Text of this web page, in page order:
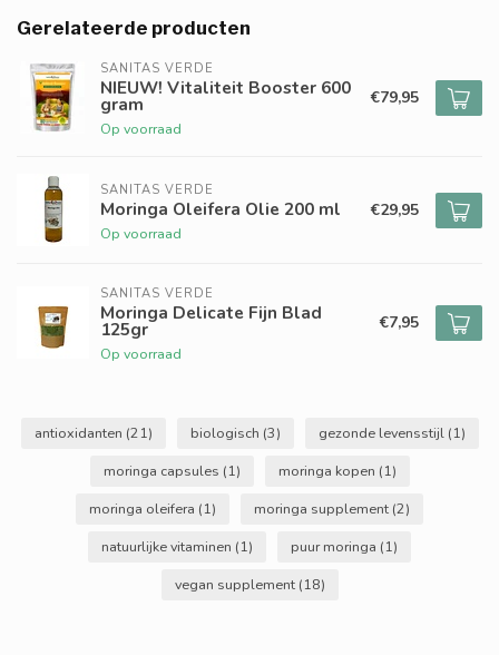
Gerelateerde producten
SANITAS VERDE
NIEUW! Vitaliteit Booster 600
gram
Op voorraad
€79,95
SANITAS VERDE
Moringa Oleifera Olie 200 ml
Op voorraad
€29,95
SANITAS VERDE
Moringa Delicate Fijn Blad
125gr
Op voorraad
€7,95
antioxidanten (21) biologisch (3) gezonde levensstijl (1)
moringa capsules (1) moringa kopen (1)
moringa oleifera (1) moringa supplement (2)
natuurlijke vitaminen (1) puur moringa (1)
vegan supplement (18)